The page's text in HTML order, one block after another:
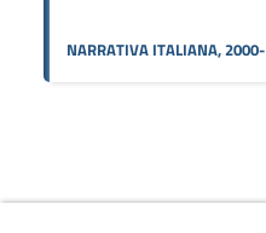
NARRATIVA ITALIANA, 2000-